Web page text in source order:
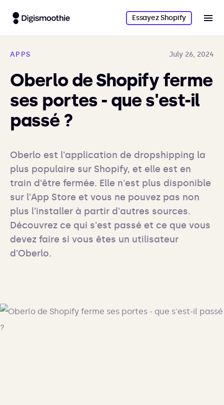
Essayez Shopify
APPS July 26, 2024
Oberlo de Shopify ferme
ses portes - que s'est-il
passé ?
Oberlo est l'application de dropshipping la
plus populaire sur Shopify, et elle est en
train d'être fermée. Elle n'est plus disponible
sur l'App Store et vous ne pouvez pas non
plus l'installer à partir d'autres sources.
Découvrez ce qui s'est passé et ce que vous
devez faire si vous êtes un utilisateur
d'Oberlo.